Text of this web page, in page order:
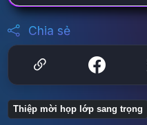
Chia sẻ
Thiệp mời họp lớp sang trọng